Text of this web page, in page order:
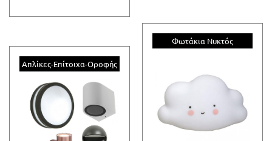
Απλίκες-Επίτοιχα-Οροφής
Φωτάκια Νυκτός